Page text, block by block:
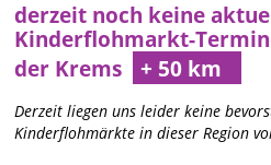
derzeit noch keine
Kinderflohmarkt-
der Krems
Derzeit liegen uns leider keine
Kinderflohmärkte in dieser Region